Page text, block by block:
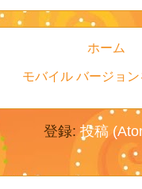
ホーム
モバイル バージョ
登録:投稿